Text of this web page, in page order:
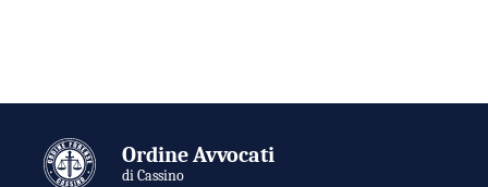
Ordine Avvocati
di Cassino